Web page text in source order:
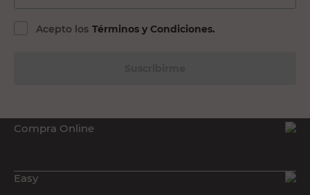
Acepto los Términos y Condiciones.
Compra Online
Easy